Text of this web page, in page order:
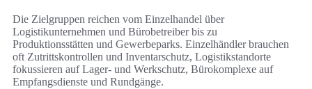
Die Zielgruppen reichen vom Einzelhandel über
Logistikunternehmen und Bürobetreiber bis zu
Produktionsstätten und Gewerbeparks. Einzelhändler brauchen
oft Zutrittskontrollen und Inventarschutz, Logistikstandorte
fokussieren auf Lager- und Werkschutz, Bürokomplexe auf
Empfangsdienste und Rundgänge.